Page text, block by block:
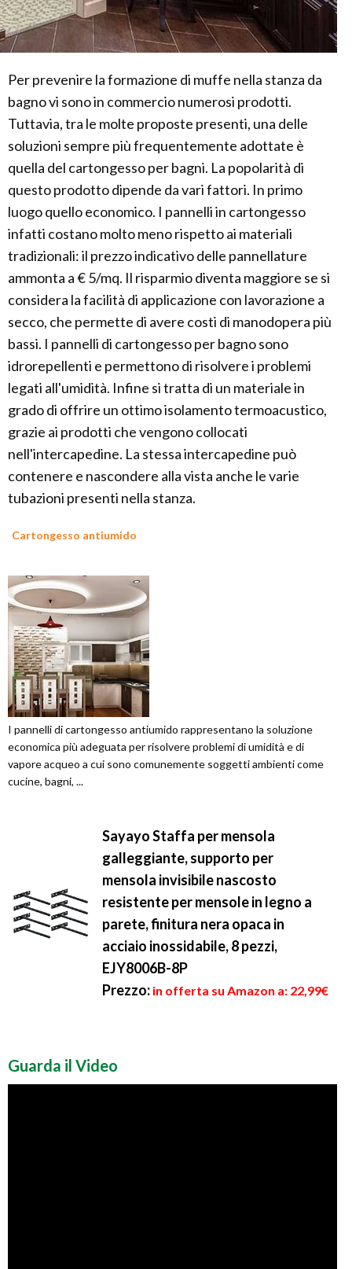
Per prevenire la formazione di muffe nella stanza da
bagno vi sono in commercio numerosi prodotti.
Tuttavia, tra le molte proposte presenti, una delle
soluzioni sempre più frequentemente adottate è
quella del cartongesso per bagni. La popolarità di
questo prodotto dipende da vari fattori. In primo
luogo quello economico. I pannelli in cartongesso
infatti costano molto meno rispetto ai materiali
tradizionali: il prezzo indicativo delle pannellature
ammonta a € 5/mq. Il risparmio diventa maggiore se si
considera la facilità di applicazione con lavorazione a
secco, che permette di avere costi di manodopera più
bassi. I pannelli di cartongesso per bagno sono
idrorepellenti e permettono di risolvere i problemi
legati all'umidità. Infine si tratta di un materiale in
grado di offrire un ottimo isolamento termoacustico,
grazie ai prodotti che vengono collocati
nell'intercapedine. La stessa intercapedine può
contenere e nascondere alla vista anche le varie
tubazioni presenti nella stanza.
Cartongesso antiumido
I pannelli di cartongesso antiumido rappresentano la soluzione
economica più adeguata per risolvere problemi di umidità e di
vapore acqueo a cui sono comunemente soggetti ambienti come
cucine, bagni, ...
Sayayo Staffa per mensola
galleggiante, supporto per
mensola invisibile nascosto
resistente per mensole in legno a
parete, finitura nera opaca in
acciaio inossidabile, 8 pezzi,
EJY8006B-8P
Prezzo: in offerta su Amazon a: 22,99€
Guarda il Video